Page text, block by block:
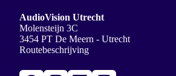
AudioVision Utrecht
Molensteijn 3C
3454 PT De Meern - Utrecht
Routebeschrijving